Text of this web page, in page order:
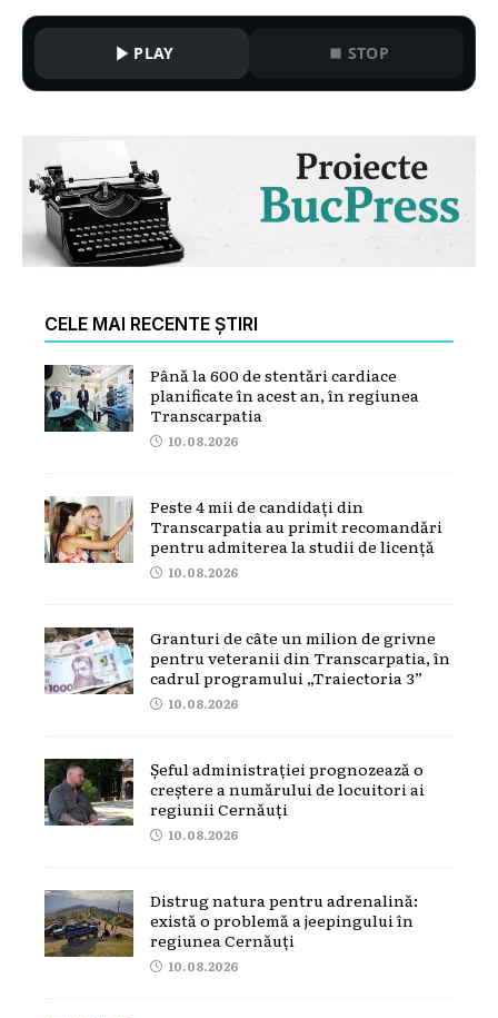
PLAY STOP
CELE MAI RECENTE ȘTIRI
Până la 600 de stentări cardiace
planificate în acest an, în regiunea
Transcarpatia
10.08.2026
Peste 4 mii de candidați din
Transcarpatia au primit recomandări
pentru admiterea la studii de licență
10.08.2026
Granturi de câte un milion de grivne
pentru veteranii din Transcarpatia, în
cadrul programului „Traiectoria 3”
10.08.2026
Șeful administrației prognozează o
creștere a numărului de locuitori ai
regiunii Cernăuți
10.08.2026
Distrug natura pentru adrenalină:
există o problemă a jeepingului în
regiunea Cernăuți
10.08.2026